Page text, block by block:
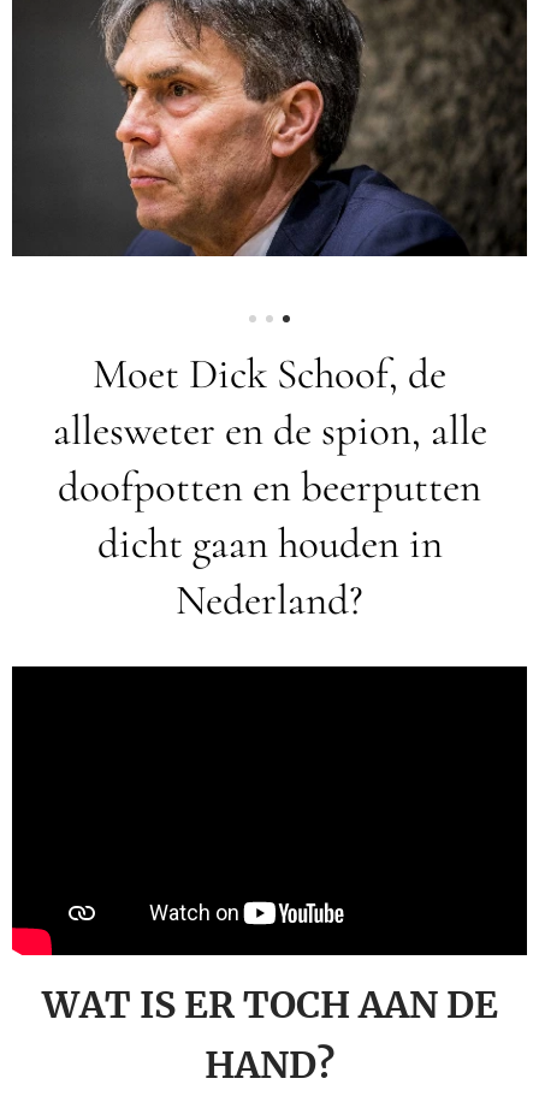
Moet Dick Schoof, de
allesweter en de spion, alle
doofpotten en beerputten
dicht gaan houden in
Nederland?
WAT IS ER TOCH AAN DE
HAND?